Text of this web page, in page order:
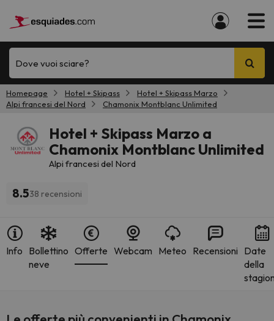
Dove vuoi sciare?
Homepage Hotel + Skipass
Hotel + Skipass Marzo
Alpi francesi del Nord
Chamonix Montblanc Unlimited
Hotel + Skipass Marzo a
Chamonix Montblanc Unlimited
Alpi francesi del Nord
8.538 recensioni
Info Bollettino
neve
Offerte Webcam Meteo Recensioni Date
della